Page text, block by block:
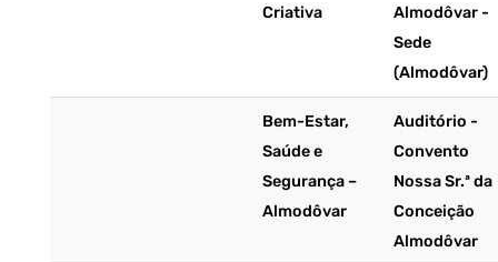
Criativa
Almodôvar -
Sede
(Almodôvar)
Bem-Estar,
Saúde e
Segurança –
Almodôvar
Auditório -
Convento
Nossa Sr.ª da
Conceição
Almodôvar